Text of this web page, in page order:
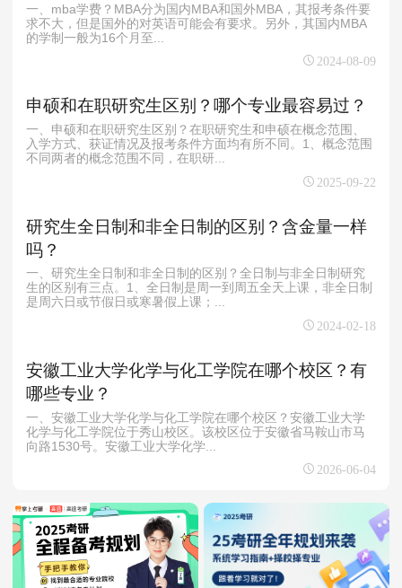
一、mba学费？MBA分为国内MBA和国外MBA，其报考条件要
求不大，但是国外的对英语可能会有要求。另外，其国内MBA
的学制一般为16个月至...
2024-08-09
申硕和在职研究生区别？哪个专业最容易过？
一、申硕和在职研究生区别？在职研究生和申硕在概念范围、
入学方式、获证情况及报考条件方面均有所不同。1、概念范围
不同两者的概念范围不同，在职研...
2025-09-22
研究生全日制和非全日制的区别？含金量一样
吗？
一、研究生全日制和非全日制的区别？全日制与非全日制研究
生的区别有三点。1、全日制是周一到周五全天上课，非全日制
是周六日或节假日或寒暑假上课；...
2024-02-18
安徽工业大学化学与化工学院在哪个校区？有
哪些专业？
一、安徽工业大学化学与化工学院在哪个校区？安徽工业大学
化学与化工学院位于秀山校区。该校区位于安徽省马鞍山市马
向路1530号。安徽工业大学化学...
2026-06-04